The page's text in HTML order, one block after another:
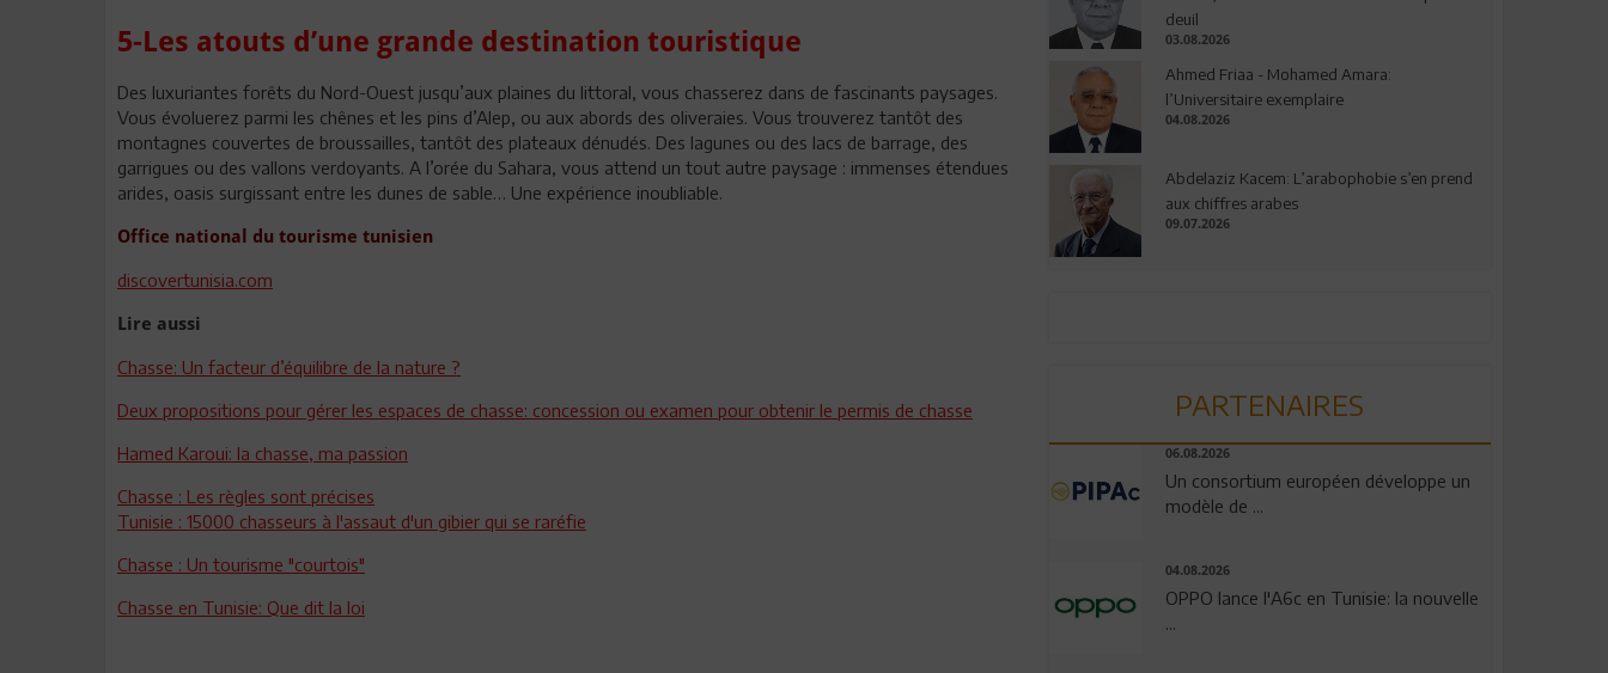
5-Les atouts d’une grande destination touristique
Des luxuriantes forêts du Nord-Ouest jusqu’aux plaines du littoral, vous chasserez dans de fascinants paysages.
Vous évoluerez parmi les chênes et les pins d’Alep, ou aux abords des oliveraies. Vous trouverez tantôt des
montagnes couvertes de broussailles, tantôt des plateaux dénudés. Des lagunes ou des lacs de barrage, des
garrigues ou des vallons verdoyants. A l’orée du Sahara, vous attend un tout autre paysage : immenses étendues
arides, oasis surgissant entre les dunes de sable… Une expérience inoubliable.
Office national du tourisme tunisien
discovertunisia.com
Lire aussi
Chasse: Un facteur d’équilibre de la nature ?
Deux propositions pour gérer les espaces de chasse: concession ou examen pour obtenir le permis de chasse
Hamed Karoui: la chasse, ma passion
Chasse : Les règles sont précises
Tunisie : 15000 chasseurs à l'assaut d'un gibier qui se raréfie
Chasse : Un tourisme "courtois"
Chasse en Tunisie: Que dit la loi
deuil
03.08.2026
Ahmed Friaa - Mohamed Amara:
l’Universitaire exemplaire
04.08.2026
Abdelaziz Kacem: L’arabophobie s’en prend
aux chiffres arabes
09.07.2026
PARTENAIRES
06.08.2026
Un consortium européen développe un
modèle de ...
04.08.2026
OPPO lance l'A6c en Tunisie: la nouvelle